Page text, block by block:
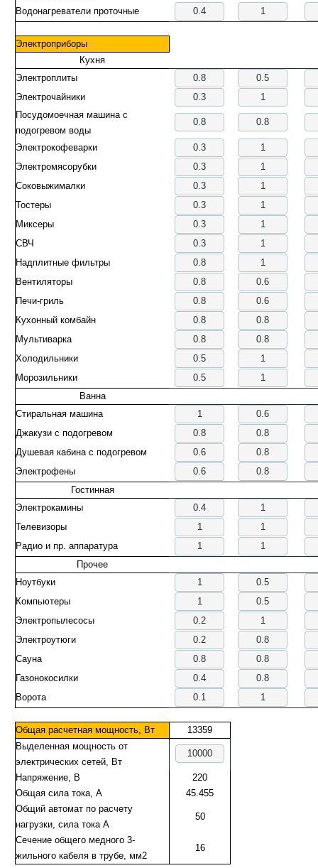
Водонагреватели проточные
Электроприборы
Кухня
Электроплиты
Электрочайники
Посудомоечная машина с
подогревом воды
Электрокофеварки
Электромясорубки
Соковыжималки
Тостеры
Миксеры
СВЧ
Надплитные фильтры
Вентиляторы
Печи-гриль
Кухонный комбайн
Мультиварка
Холодильники
Морозильники
Ванна
Стиральная машина
Джакузи с подогревом
Душевая кабина с подогревом
Электрофены
Гостинная
Электрокамины
Телевизоры
Радио и пр. аппаратура
Прочее
Ноутбуки
Компьютеры
Электропылесосы
Электроутюги
Сауна
Газонокосилки
Ворота
Общая расчетная мощность, Вт
13359
Выделенная мощность от
электрических сетей, Вт
Напряжение, В
220
Общая сила тока, А
45.455
Общий автомат по расчету
нагрузки, сила тока А
50
Cечение общего медного 3-
жильного кабеля в трубе, мм2
16